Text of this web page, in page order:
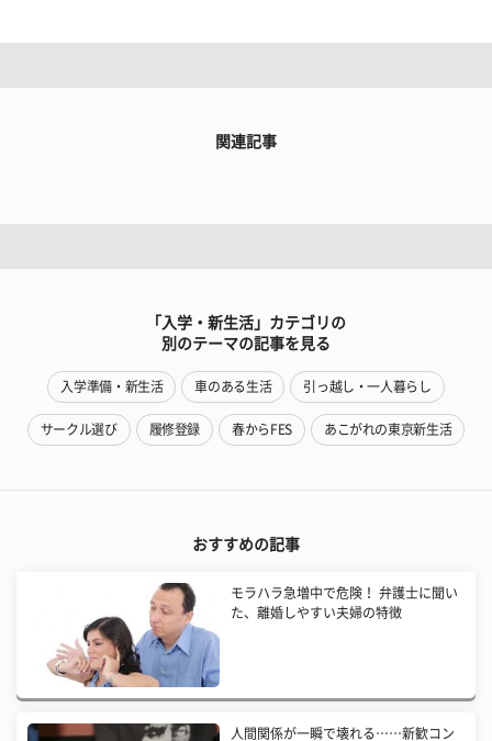
関連記事
「入学・新生活」カテゴリの
別のテーマの記事を見る
入学準備・新生活 車のある生活 引っ越し・一人暮らし
サークル選び 履修登録 春からFES あこがれの東京新生活
おすすめの記事
モラハラ急増中で危険！ 弁護士に聞い
た、離婚しやすい夫婦の特徴
人間関係が一瞬で壊れる……新歓コン